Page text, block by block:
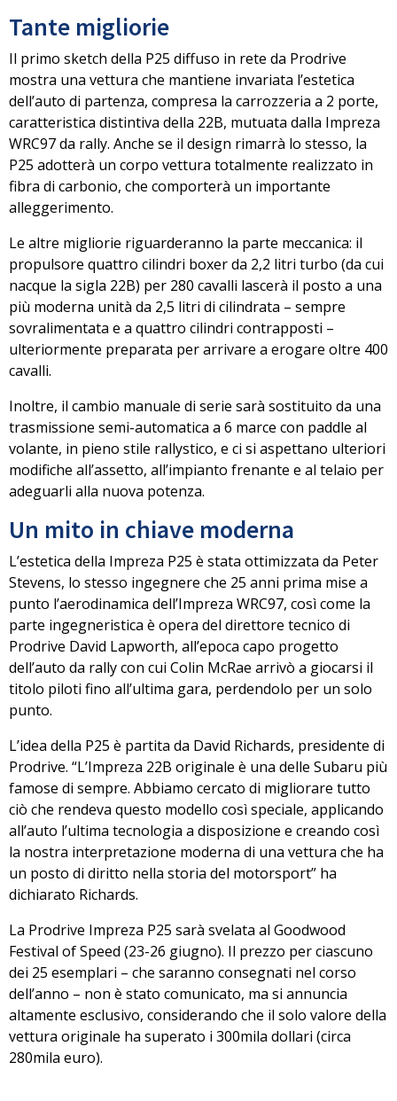
Tante migliorie
Il primo sketch della P25 diffuso in rete da Prodrive
mostra una vettura che mantiene invariata l’estetica
dell’auto di partenza, compresa la carrozzeria a 2 porte,
caratteristica distintiva della 22B, mutuata dalla Impreza
WRC97 da rally. Anche se il design rimarrà lo stesso, la
P25 adotterà un corpo vettura totalmente realizzato in
fibra di carbonio, che comporterà un importante
alleggerimento.
Le altre migliorie riguarderanno la parte meccanica: il
propulsore quattro cilindri boxer da 2,2 litri turbo (da cui
nacque la sigla 22B) per 280 cavalli lascerà il posto a una
più moderna unità da 2,5 litri di cilindrata – sempre
sovralimentata e a quattro cilindri contrapposti –
ulteriormente preparata per arrivare a erogare oltre 400
cavalli.
Inoltre, il cambio manuale di serie sarà sostituito da una
trasmissione semi-automatica a 6 marce con paddle al
volante, in pieno stile rallystico, e ci si aspettano ulteriori
modifiche all’assetto, all’impianto frenante e al telaio per
adeguarli alla nuova potenza.
Un mito in chiave moderna
L’estetica della Impreza P25 è stata ottimizzata da Peter
Stevens, lo stesso ingegnere che 25 anni prima mise a
punto l’aerodinamica dell’Impreza WRC97, così come la
parte ingegneristica è opera del direttore tecnico di
Prodrive David Lapworth, all’epoca capo progetto
dell’auto da rally con cui Colin McRae arrivò a giocarsi il
titolo piloti fino all’ultima gara, perdendolo per un solo
punto.
L’idea della P25 è partita da David Richards, presidente di
Prodrive. “L’Impreza 22B originale è una delle Subaru più
famose di sempre. Abbiamo cercato di migliorare tutto
ciò che rendeva questo modello così speciale, applicando
all’auto l’ultima tecnologia a disposizione e creando così
la nostra interpretazione moderna di una vettura che ha
un posto di diritto nella storia del motorsport” ha
dichiarato Richards.
La Prodrive Impreza P25 sarà svelata al Goodwood
Festival of Speed (23-26 giugno). Il prezzo per ciascuno
dei 25 esemplari – che saranno consegnati nel corso
dell’anno – non è stato comunicato, ma si annuncia
altamente esclusivo, considerando che il solo valore della
vettura originale ha superato i 300mila dollari (circa
280mila euro).